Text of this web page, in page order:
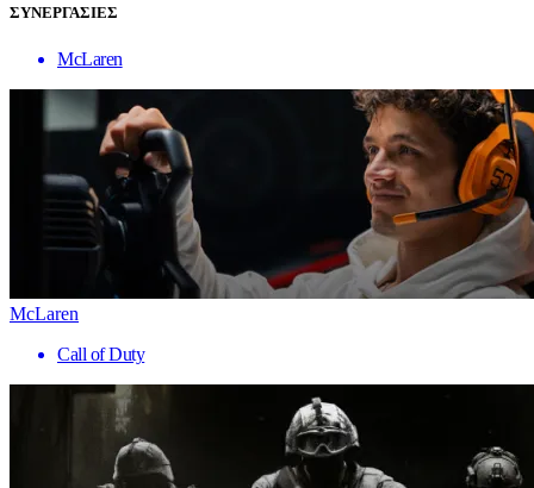
ΣΥΝΕΡΓΑΣΙΕΣ
McLaren
McLaren
Call of Duty